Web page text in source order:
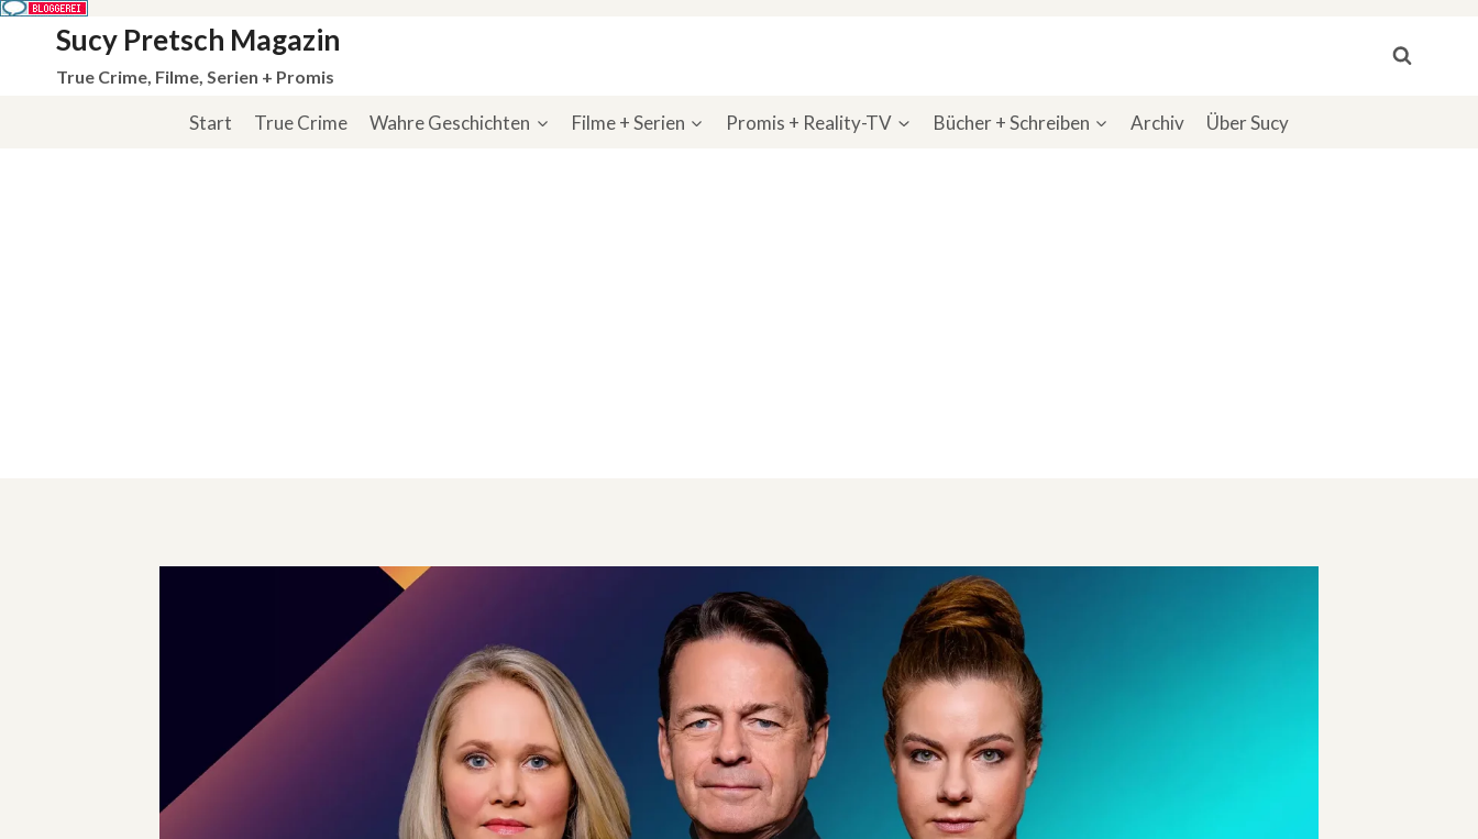
springen
Sucy Pretsch Magazin
True Crime, Filme, Serien + Promis
Start True Crime Wahre Geschichten Filme + Serien Promis + Reality-TV Bücher + Schreiben Archiv Über Sucy